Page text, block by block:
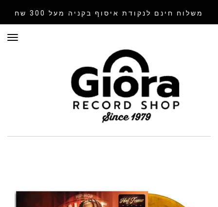
משלוח חינם לנקודת איסוף בקניה מעל 300 שח